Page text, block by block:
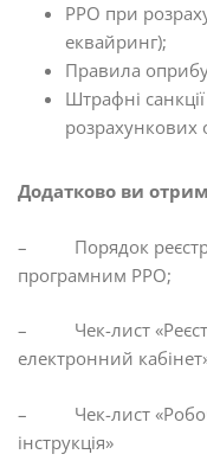
РРО при
еквайринг);
Правила
Штрафні
розрахункових
Додатково ви
–
Порядок
програмним РРО;
–
Чек-лист
електронний
–
Чек-лист
інструкція»